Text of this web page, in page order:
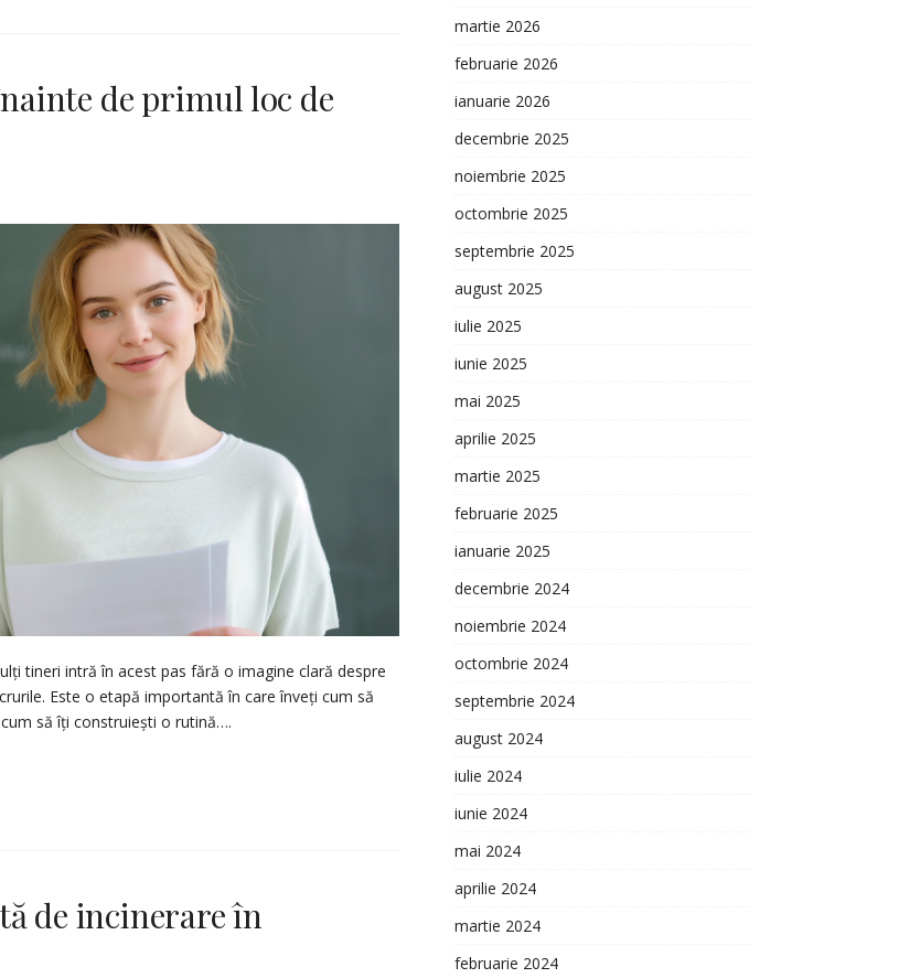
de primul loc de
tineri intră în acest pas fără o imagine clară despre
Este o etapă importantă în care înveți cum să
să îți construiești o rutină….
de incinerare în
martie 2026
februarie 2026
ianuarie 2026
decembrie 2025
noiembrie 2025
octombrie 2025
septembrie 2025
august 2025
iulie 2025
iunie 2025
mai 2025
aprilie 2025
martie 2025
februarie 2025
ianuarie 2025
decembrie 2024
noiembrie 2024
octombrie 2024
septembrie 2024
august 2024
iulie 2024
iunie 2024
mai 2024
aprilie 2024
martie 2024
februarie 2024